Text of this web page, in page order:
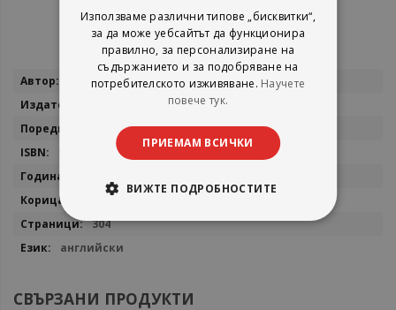
Повече
Tamara Berry
Sourcebooks
By the Book Mysteries
9781464239571
304
английски
СВЪРЗАНИ ПРОДУКТИ
Използваме различни типове „бисквитки“,
за да може уебсайтът да функционира
правилно, за персонализиране на
съдържанието и за подобряване на
потребителското изживяване. Научете
повече тук.
ПРИЕМАМ ВСИЧКИ
ВИЖТЕ ПОДРОБНОСТИТЕ